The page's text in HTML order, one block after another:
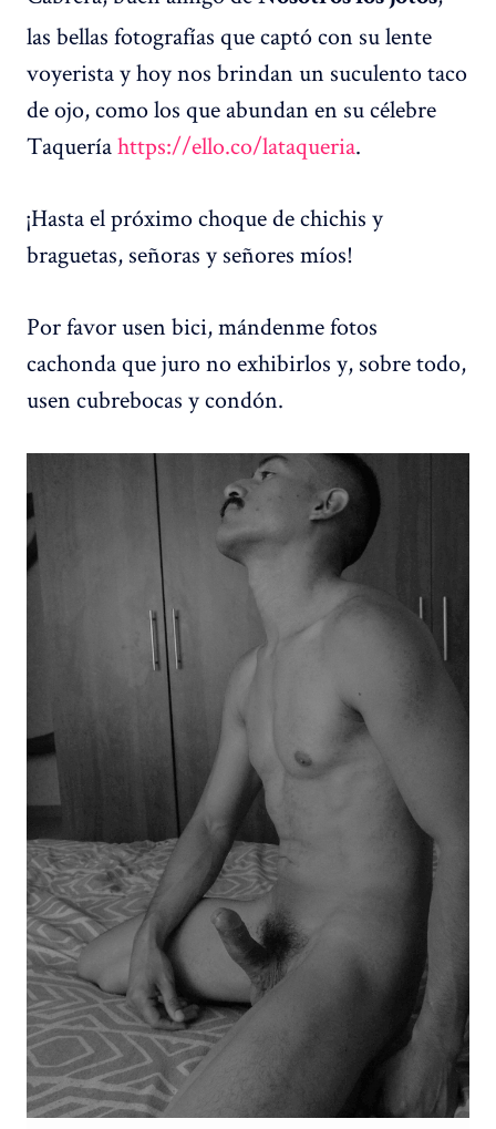
las bellas fotografías que captó con su lente
voyerista y hoy nos brindan un suculento taco
de ojo, como los que abundan en su célebre
Taqueríahttps://ello.co/lataqueria.
¡Hasta el próximo choque de chichis y
braguetas, señoras y señores míos!
Por favor usen bici, mándenme fotos
cachonda que juro no exhibirlos y, sobre todo,
usen cubrebocas y condón.